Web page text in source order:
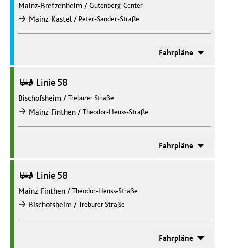
Mainz-Bretzenheim / Gutenberg-Center
nachMainz-Kastel / Peter-Sander-Straße
Fahrpläne
Bus Linie 58
Bischofsheim / Treburer Straße
nachMainz-Finthen / Theodor-Heuss-Straße
Fahrpläne
Bus Linie 58
Mainz-Finthen / Theodor-Heuss-Straße
nachBischofsheim / Treburer Straße
Fahrpläne